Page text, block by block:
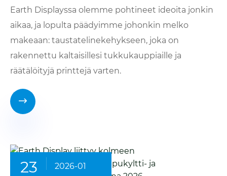
Earth Displayssa olemme pohtineet ideoita jonkin
aikaa, ja lopulta päädyimme johonkin melko
makeaan: taustatelinekehykseen, joka on
rakennettu kaltaisillesi tukkukauppiaille ja
räätälöityjä printtejä varten.

23 2026-01